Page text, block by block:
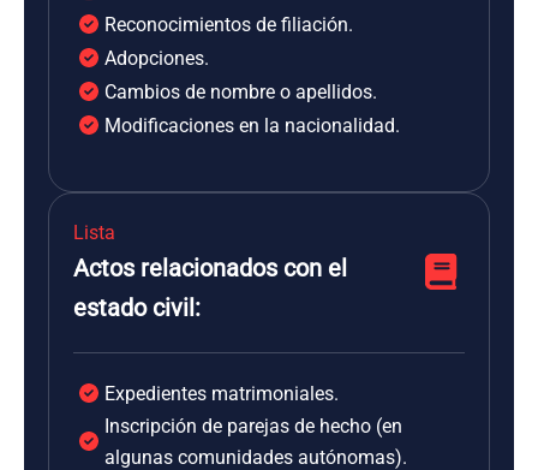
Reconocimientos de filiación.
Adopciones.
Cambios de nombre o apellidos.
Modificaciones en la nacionalidad.
Lista
Actos relacionados con el
estado civil:
Expedientes matrimoniales.
Inscripción de parejas de hecho (en
algunas comunidades autónomas).